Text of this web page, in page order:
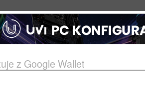
z Google Wallet